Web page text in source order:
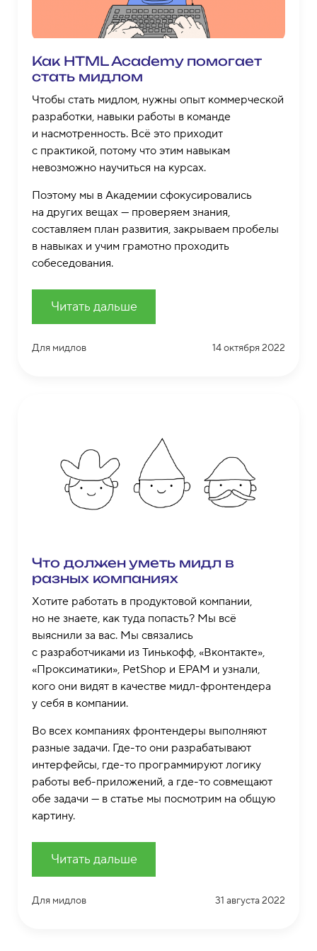
Как HTML Academy помогает
стать мидлом
Чтобы стать мидлом, нужны опыт коммерческой
разработки, навыки работы в команде
и насмотренность. Всё это приходит
с практикой, потому что этим навыкам
невозможно научиться на курсах.
Поэтому мы в Академии сфокусировались
на других вещах — проверяем знания,
составляем план развития, закрываем пробелы
в навыках и учим грамотно проходить
собеседования.
Читать дальше
Для мидлов 14 октября 2022
Что должен уметь мидл в
разных компаниях
Хотите работать в продуктовой компании,
но не знаете, как туда попасть? Мы всё
выяснили за вас. Мы связались
с разработчиками из Тинькофф, «Вконтакте»,
«Проксиматики», PetShop и EPAM и узнали,
кого они видят в качестве мидл-фронтендера
у себя в компании.
Во всех компаниях фронтендеры выполняют
разные задачи. Где-то они разрабатывают
интерфейсы, где-то программируют логику
работы веб-приложений, а где-то совмещают
обе задачи — в статье мы посмотрим на общую
картину.
Читать дальше
Для мидлов 31 августа 2022